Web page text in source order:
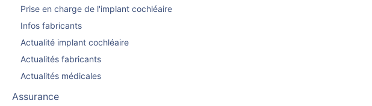
Prise en charge de l'implant cochléaire
Infos fabricants
Actualité implant cochléaire
Actualités fabricants
Actualités médicales
Assurance